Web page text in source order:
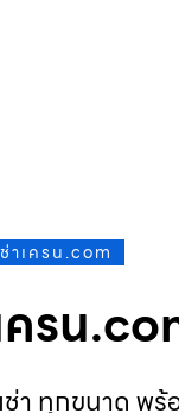
ช่าเครน.com
ครน
ช่า ทุกขนาด